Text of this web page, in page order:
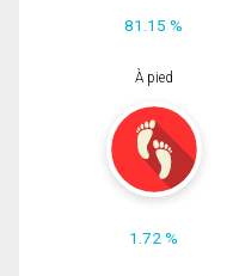
81.15 %
À pied
1.72 %